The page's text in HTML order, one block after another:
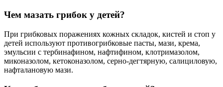
Чем мазать грибок у детей?
При грибковых поражениях кожных складок, кистей и стоп у
детей используют противогрибковые пасты, мази, крема,
эмульсии с тербинафином, нафтифином, клотримазолом,
миконазолом, кетоконазолом, серно-дегтярную, салициловую,
нафталановую мази.